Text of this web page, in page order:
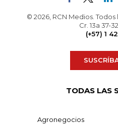
© 2026, RCN Medios.
Cr. 13a 37-
(+57) 1
TODAS LAS
Agronegocios